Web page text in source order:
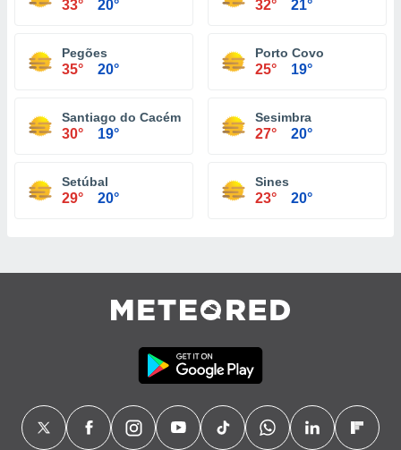
33° 20° 32° 21°
Pegões
35° 20°
Porto Covo
25° 19°
Santiago do Cacém
30° 19°
Sesimbra
27° 20°
Setúbal
29° 20°
Sines
23° 20°